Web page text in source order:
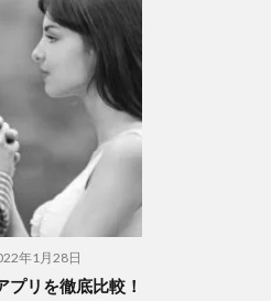
年1月28日
プリを徹底比較！